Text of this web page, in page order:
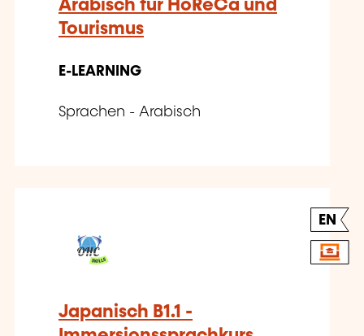
Arabisch für HoReCa und
Tourismus
E-LEARNING
Sprachen - Arabisch
EN
Japanisch B1.1 -